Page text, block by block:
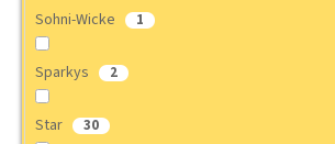
Sohni-Wicke 1
Sparkys 2
Star 30